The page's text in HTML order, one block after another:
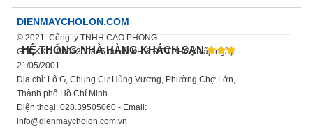
HỆ THỐNG NHÀ HÀNG KHÁCH SẠN
DIENMAYCHOLON.COM
© 2021. Công ty TNHH CAO PHONG
GPDKKD: 0302309845 do sở KH & ĐT TP.HCM cấp ngày
21/05/2001
Địa chỉ: Lô G, Chung Cư Hùng Vương, Phường Chợ Lớn,
Thành phố Hồ Chí Minh
Điện thoại: 028.39505060 - Email:
info@dienmaycholon.com.vn